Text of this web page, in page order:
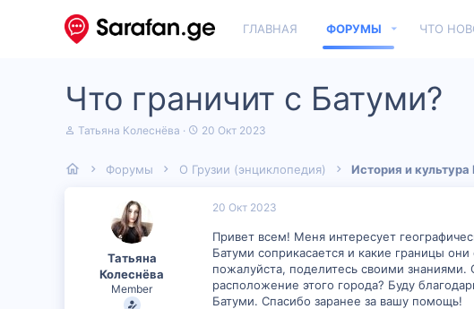
ГЛАВНАЯ ФОРУМЫ ЧТО
Что граничит с Батуми?
А
о
Татьяна Колеснёва
Д
а
20 Окт 2023
Форумы О Грузии (энциклопедия) История и культура
Татьяна
Колеснёва
Member
20 Окт 2023
Привет всем! Меня интересует
Батуми соприкасается и какие границы
пожалуйста, поделитесь своими знаниями.
расположение этого города? Буду
Батуми. Спасибо заранее за вашу помощь!